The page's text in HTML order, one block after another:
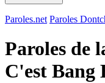
Paroles.net Paroles
Paroles de
C'est Bang